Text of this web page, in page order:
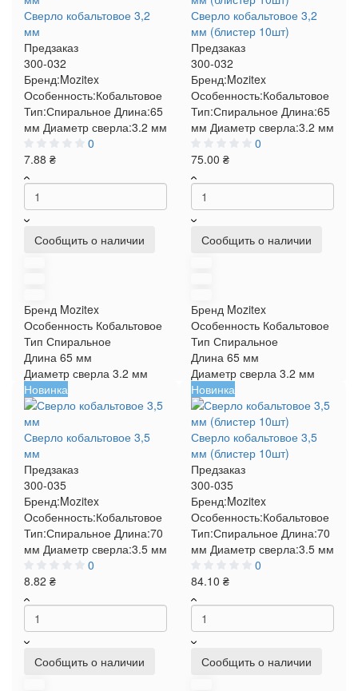
Сверло кобальтовое 3,2
мм
Предзаказ
300-032
Бренд:Mozitex
Особенность:Кобальтовое
Тип:Спиральное Длина:65
мм Диаметр сверла:3.2 мм
0
7.88 ₴
Сообщить о наличии
Бренд Mozitex
Особенность Кобальтовое
Тип Спиральное
Длина 65 мм
Диаметр сверла 3.2 мм
Сверло кобальтовое 3,2
мм (блистер 10шт)
Предзаказ
300-032
Бренд:Mozitex
Особенность:Кобальтовое
Тип:Спиральное Длина:65
мм Диаметр сверла:3.2 мм
0
75.00 ₴
Сообщить о наличии
Бренд Mozitex
Особенность Кобальтовое
Тип Спиральное
Длина 65 мм
Диаметр сверла 3.2 мм
Новинка
Сверло кобальтовое 3,5
мм
Предзаказ
300-035
Бренд:Mozitex
Особенность:Кобальтовое
Тип:Спиральное Длина:70
мм Диаметр сверла:3.5 мм
0
8.82 ₴
Сообщить о наличии
Новинка
Сверло кобальтовое 3,5
мм (блистер 10шт)
Предзаказ
300-035
Бренд:Mozitex
Особенность:Кобальтовое
Тип:Спиральное Длина:70
мм Диаметр сверла:3.5 мм
0
84.10 ₴
Сообщить о наличии